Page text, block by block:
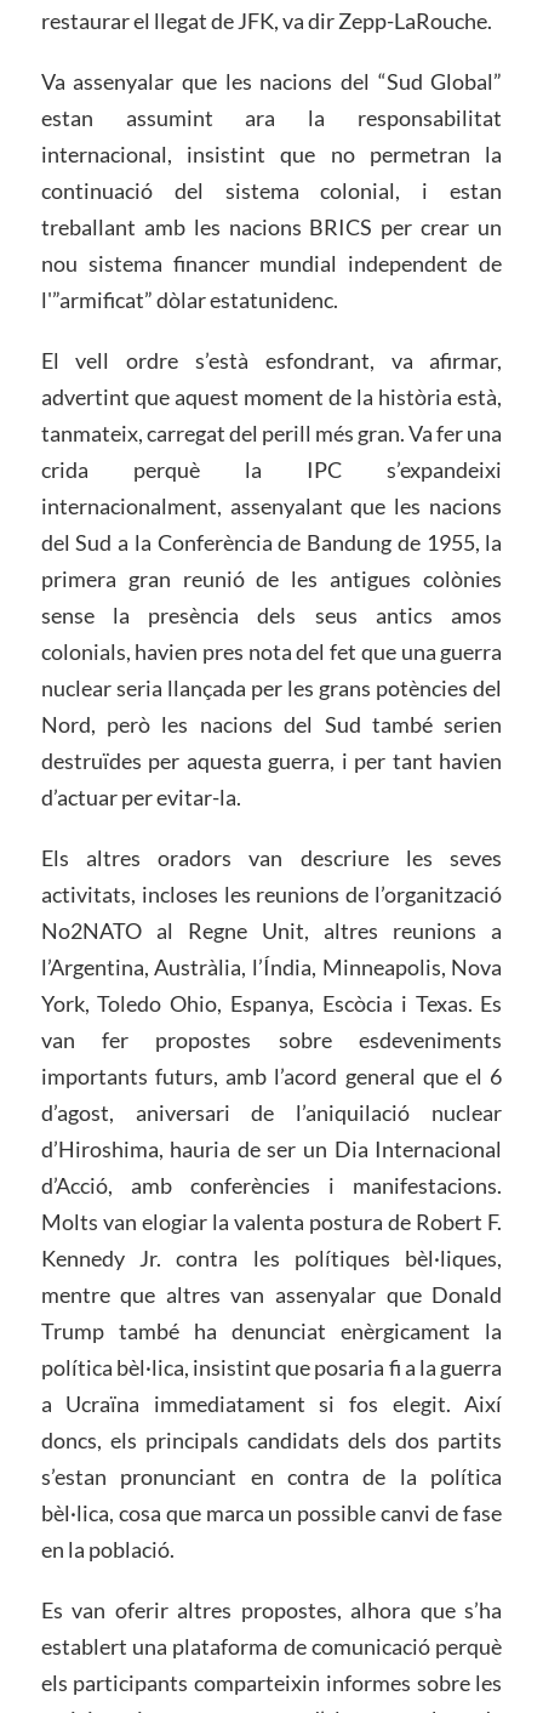
restaurar el llegat de JFK, va dir Zepp-LaRouche.
Va assenyalar que les nacions del “Sud Global”
estan assumint ara la responsabilitat
internacional, insistint que no permetran la
continuació del sistema colonial, i estan
treballant amb les nacions BRICS per crear un
nou sistema financer mundial independent de
l'”armificat” dòlar estatunidenc.
El vell ordre s’està esfondrant, va afirmar,
advertint que aquest moment de la història està,
tanmateix, carregat del perill més gran. Va fer una
crida perquè la IPC s’expandeixi
internacionalment, assenyalant que les nacions
del Sud a la Conferència de Bandung de 1955, la
primera gran reunió de les antigues colònies
sense la presència dels seus antics amos
colonials, havien pres nota del fet que una guerra
nuclear seria llançada per les grans potències del
Nord, però les nacions del Sud també serien
destruïdes per aquesta guerra, i per tant havien
d’actuar per evitar-la.
Els altres oradors van descriure les seves
activitats, incloses les reunions de l’organització
No2NATO al Regne Unit, altres reunions a
l’Argentina, Austràlia, l’Índia, Minneapolis, Nova
York, Toledo Ohio, Espanya, Escòcia i Texas. Es
van fer propostes sobre esdeveniments
importants futurs, amb l’acord general que el 6
d’agost, aniversari de l’aniquilació nuclear
d’Hiroshima, hauria de ser un Dia Internacional
d’Acció, amb conferències i manifestacions.
Molts van elogiar la valenta postura de Robert F.
Kennedy Jr. contra les polítiques bèl·liques,
mentre que altres van assenyalar que Donald
Trump també ha denunciat enèrgicament la
política bèl·lica, insistint que posaria fi a la guerra
a Ucraïna immediatament si fos elegit. Així
doncs, els principals candidats dels dos partits
s’estan pronunciant en contra de la política
bèl·lica, cosa que marca un possible canvi de fase
en la població.
Es van oferir altres propostes, alhora que s’ha
establert una plataforma de comunicació perquè
els participants comparteixin informes sobre les